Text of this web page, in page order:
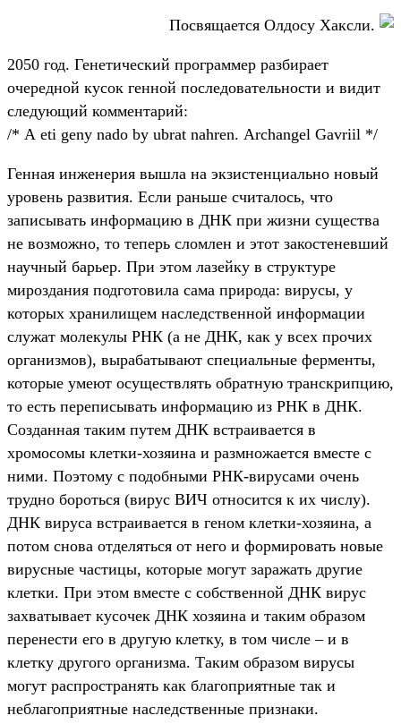
Посвящается Олдосу Хаксли.
2050 год. Генетический программер разбирает
очередной кусок генной последовательности и видит
следующий комментарий:
/* А еti gеnу nаdо bу ubrаt nаhrеn. Аrсhаngеl Gаvriil */
Генная инженерия вышла на экзистенциально новый
уровень развития. Если раньше считалось, что
записывать информацию в ДНК при жизни существа
не возможно, то теперь сломлен и этот закостеневший
научный барьер. При этом лазейку в структуре
мироздания подготовила сама природа: вирусы, у
которых хранилищем наследственной информации
служат молекулы РНК (а не ДНК, как у всех прочих
организмов), вырабатывают специальные ферменты,
которые умеют осуществлять обратную транскрипцию,
то есть переписывать информацию из РНК в ДНК.
Созданная таким путем ДНК встраивается в
хромосомы клетки-хозяина и размножается вместе с
ними. Поэтому с подобными РНК-вирусами очень
трудно бороться (вирус ВИЧ относится к их числу).
ДНК вируса встраивается в геном клетки-хозяина, а
потом снова отделяться от него и формировать новые
вирусные частицы, которые могут заражать другие
клетки. При этом вместе с собственной ДНК вирус
захватывает кусочек ДНК хозяина и таким образом
перенести его в другую клетку, в том числе – и в
клетку другого организма. Таким образом вирусы
могут распространять как благоприятные так и
неблагоприятные наследственные признаки.